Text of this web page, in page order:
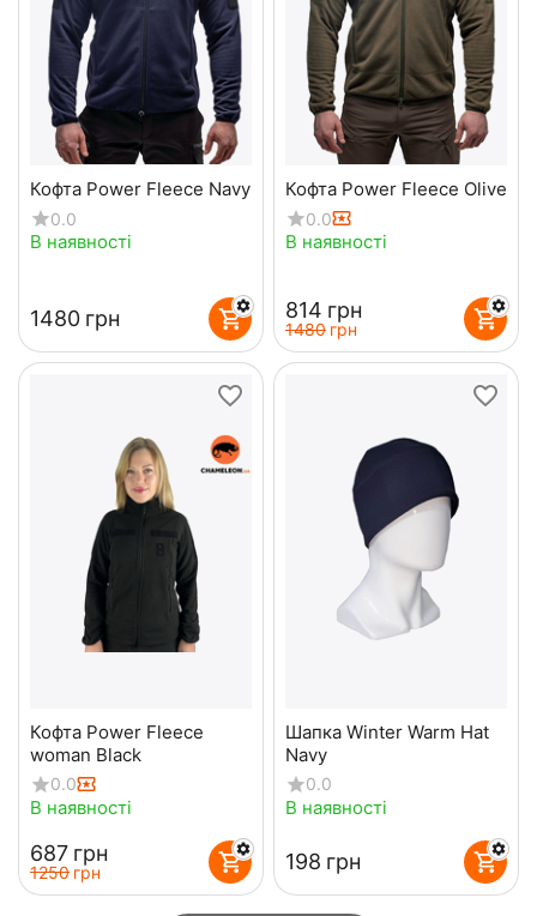
Кофта Power Fleece Navy
0.0
В наявності
‍1480‍ грн
Кофта Power Fleece Olive
0.0
В наявності
‍814‍ грн
‍1480‍ грн
Кофта Power Fleece
woman Black
0.0
В наявності
‍687‍ грн
‍1250‍ грн
Шапка Winter Warm Hat
Navy
0.0
В наявності
‍198‍ грн